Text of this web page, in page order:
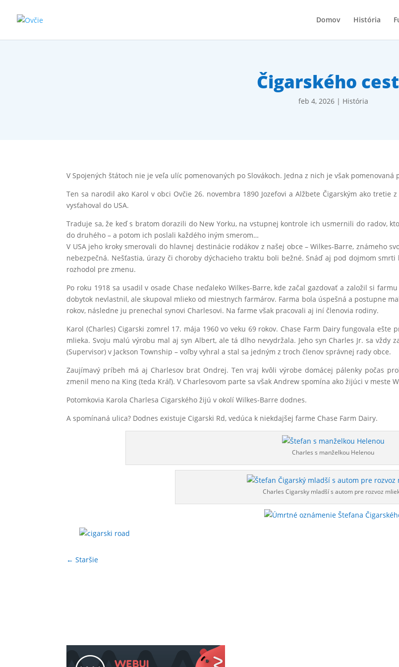
Domov História
Čigarského
feb 4, 2026| História
V Spojených štátoch nie je veľa ulíc pomenovaných po Slovákoch. Jedna z nich je však pomenovaná
Ten sa narodil ako Karol v obci Ovčie 26. novembra 1890 Jozefovi a Alžbete Čigarským ako
vysťahoval do USA.
Traduje sa, že keď s bratom dorazili do New Yorku, na vstupnej kontrole ich usmernili do radov,
do druhého – a potom ich poslali každého iným smerom…
V USA jeho kroky smerovali do hlavnej destinácie rodákov z našej obce – Wilkes-Barre, známeho
nebezpečná. Nešťastia, úrazy či choroby dýchacieho traktu boli bežné. Snáď aj pod dojmom
rozhodol pre zmenu.
Po roku 1918 sa usadil v osade Chase neďaleko Wilkes-Barre, kde začal gazdovať a založil si
dobytok nevlastnil, ale skupoval mlieko od miestnych farmárov. Farma bola úspešná a postupne
rokov, následne ju prenechal synovi Charlesovi. Na farme však pracovali aj iní členovia rodiny.
Karol (Charles) Cigarski zomrel 17. mája 1960 vo veku 69 rokov. Chase Farm Dairy fungovala
mlieka. Svoju malú výrobu mal aj syn Albert, ale tá dlho nevydržala. Jeho syn Charles Jr. sa
(Supervisor) v Jackson Township – voľby vyhral a stal sa jedným z troch členov správnej rady obce.
Zaujímavý príbeh má aj Charlesov brat Ondrej. Ten vraj kvôli výrobe domácej pálenky počas
zmenil meno na King (teda Kráľ). V Charlesovom parte sa však Andrew spomína ako žijúci v meste
Potomkovia Karola Charlesa Cigarského žijú v okolí Wilkes-Barre dodnes.
A spomínaná ulica? Dodnes existuje Cigarski Rd, vedúca k niekdajšej farme Chase Farm Dairy.
Charles s manželkou Helenou
Charles Cigarsky mladší s autom pre rozvoz
←Staršie